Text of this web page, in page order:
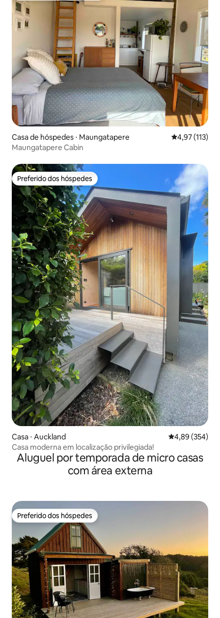
Casa de hóspedes ⋅ Maungatapere 4,97 de uma
4,97 (113)
Maungatapere Cabin
Preferido dos hóspedes
Preferido dos hóspedes
Casa ⋅ Auckland 4,89 de uma
4,89 (354)
Casa moderna em localização privilegiada!
Aluguel por temporada de micro casas
com área externa
Preferido dos hóspedes
Preferido dos hóspedes